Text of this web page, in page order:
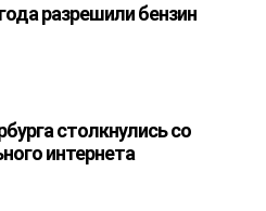
разрешили бензин
столкнулись со
интернета